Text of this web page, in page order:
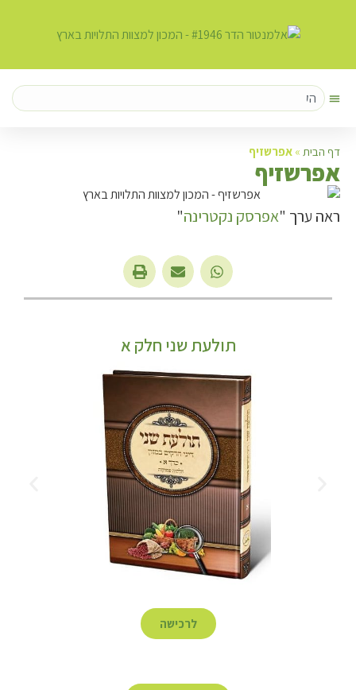
דף הבית » אפרשזיף
אפרשזיף
ראה ערך "אפרסק נקטרינה"
תולעת שני חלק א
לרכישה